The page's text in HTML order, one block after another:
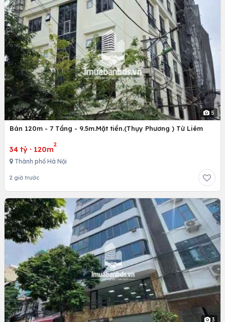
5
Bán 120m - 7 Tầng - 9.5m.Mặt tiền.(Thụy Phương ) Từ Liêm
34 tỷ · 120m
2
Thành phố Hà Nội
2 giờ trước
3